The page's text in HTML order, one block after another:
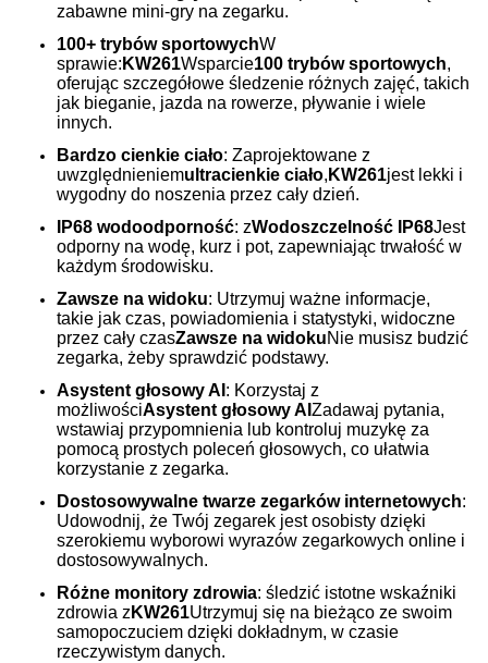
zabawne mini-gry na zegarku.
100+ trybów sportowychW
sprawie: KW261Wsparcie100 trybów sportowych,
oferując szczegółowe śledzenie różnych zajęć, takich
jak bieganie, jazda na rowerze, pływanie i wiele
innych.
Bardzo cienkie ciało: Zaprojektowane z
uwzględnieniemultracienkie ciało, KW261jest lekki i
wygodny do noszenia przez cały dzień.
IP68 wodoodporność: zWodoszczelność IP68Jest
odporny na wodę, kurz i pot, zapewniając trwałość w
każdym środowisku.
Zawsze na widoku: Utrzymuj ważne informacje,
takie jak czas, powiadomienia i statystyki, widoczne
przez cały czasZawsze na widokuNie musisz budzić
zegarka, żeby sprawdzić podstawy.
Asystent głosowy AI : Korzystaj z
możliwościAsystent głosowy AI Zadawaj pytania,
wstawiaj przypomnienia lub kontroluj muzykę za
pomocą prostych poleceń głosowych, co ułatwia
korzystanie z zegarka.
Dostosowywalne twarze zegarków internetowych:
Udowodnij, że Twój zegarek jest osobisty dzięki
szerokiemu wyborowi wyrazów zegarkowych online i
dostosowywalnych.
Różne monitory zdrowia: śledzić istotne wskaźniki
zdrowia z KW261Utrzymuj się na bieżąco ze swoim
samopoczuciem dzięki dokładnym, w czasie
rzeczywistym danych.